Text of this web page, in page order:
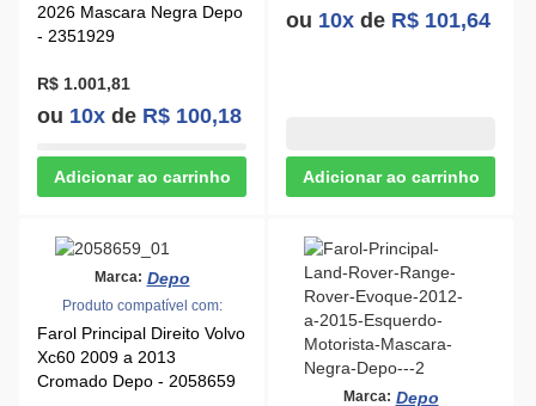
2026 Mascara Negra Depo
- 2351929
R$ 1.001,81
ou 10x de R$ 100,18
ou 10x de R$ 101,64
Marca: Depo
Produto compatível com:
Farol Principal Direito Volvo
Xc60 2009 a 2013
Cromado Depo - 2058659
Marca: Depo